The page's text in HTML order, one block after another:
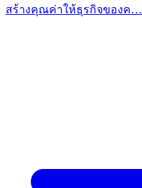
สร้างคุณค่าให้ธุรกิจของค…